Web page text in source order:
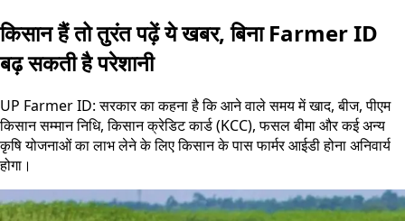
किसान हैं तो तुरंत पढ़ें ये खबर, बिना Farmer ID
बढ़ सकती है परेशानी
UP Farmer ID: सरकार का कहना है कि आने वाले समय में खाद, बीज, पीएम
किसान सम्मान निधि, किसान क्रेडिट कार्ड (KCC), फसल बीमा और कई अन्य
कृषि योजनाओं का लाभ लेने के लिए किसान के पास फार्मर आईडी होना अनिवार्य
होगा।